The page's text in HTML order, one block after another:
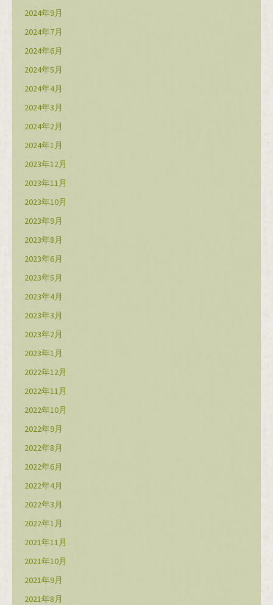
2024年9月
2024年7月
2024年6月
2024年5月
2024年4月
2024年3月
2024年2月
2024年1月
2023年12月
2023年11月
2023年10月
2023年9月
2023年8月
2023年6月
2023年5月
2023年4月
2023年3月
2023年2月
2023年1月
2022年12月
2022年11月
2022年10月
2022年9月
2022年8月
2022年6月
2022年4月
2022年3月
2022年1月
2021年11月
2021年10月
2021年9月
2021年8月